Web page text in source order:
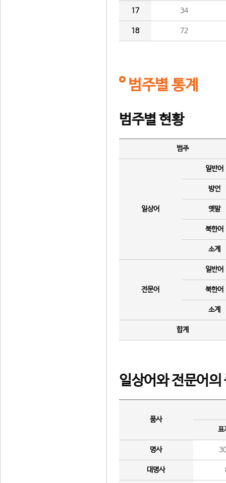
17 34
18 72
범주별 통계
범주별 현황
범주
일상어
일반어
방언
옛말
북한어
소계
전문어
일반어
북한어
소계
합계
일상어와 전문어의
품사
표
명사
대명사